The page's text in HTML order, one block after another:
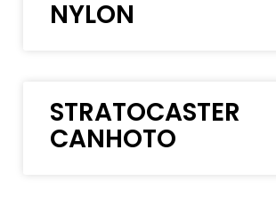
NYLON
STRATOCASTER
CANHOTO